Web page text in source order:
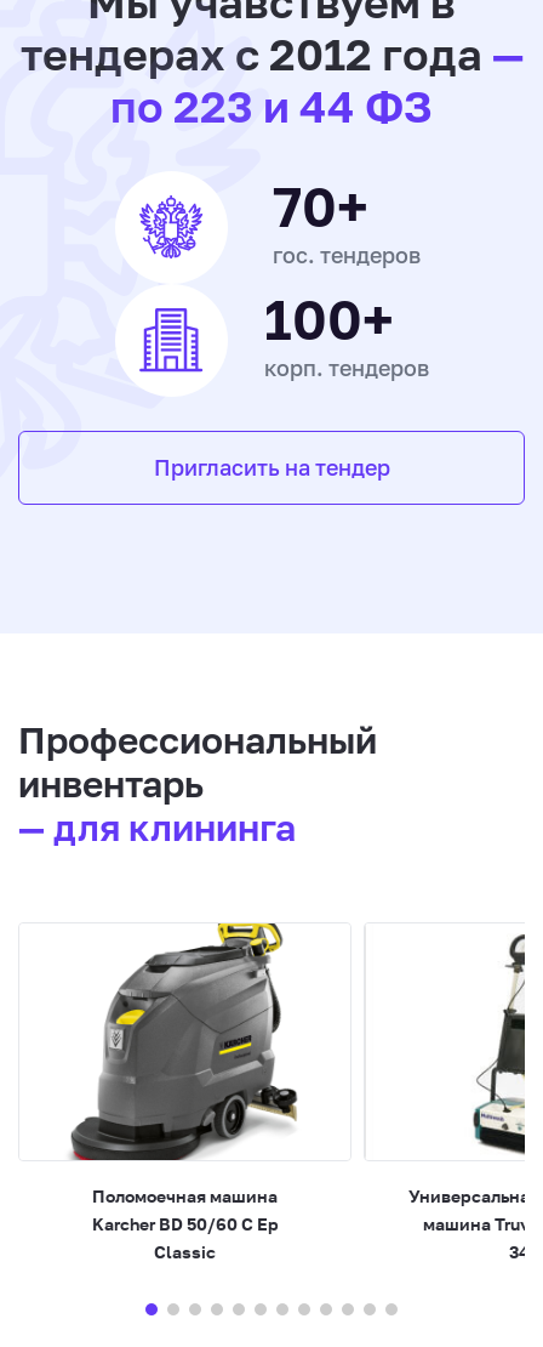
тендерах с 2012 года —
по 223 и 44 ФЗ
Пригласить на тендер
70+
гос. тендеров
100+
корп. тендеров
Профессиональный
инвентарь
— для клининга
Поломоечная машина
Karcher BD 50/60 C Ep
Classic
машина